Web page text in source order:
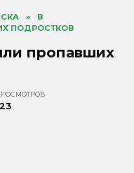
»
В
ПОДРОСТКОВ
пропавших